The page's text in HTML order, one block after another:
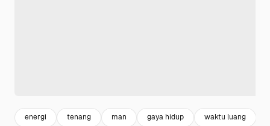
energi tenang man gaya hidup waktu luang